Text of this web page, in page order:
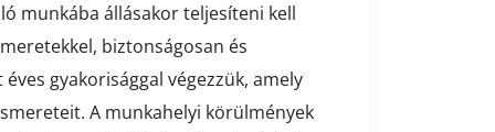
munkába állásakor teljesíteni kell
biztonságosan és
gyakorisággal végezzük, amely
A munkahelyi körülmények